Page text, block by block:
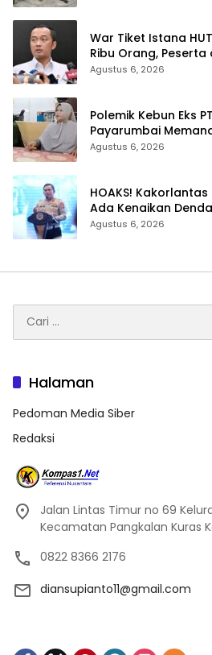
War Tiket Istana
Ribu Orang, Peserta
Negara
Agustus 6, 2026
Polemik Kebun Eks
Payarumbai
Dikelola Agrinas dan
Agustus 6, 2026
HOAKS!
Ada Kenaikan
Tilang Manual
Agustus 6, 2026
untuk:
Halaman
Pedoman Media Siber
Redaksi
Jalan Lintas Timur no 69
Kecamatan Pangkalan Kuras
0822 8366 2176
diansupianto11@gmail.com